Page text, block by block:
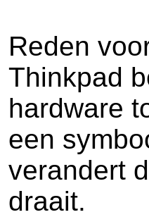
Reden
Thinkpad
hardware
een
verandert
draait.